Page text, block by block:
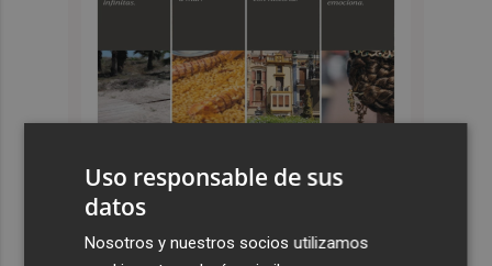
Últimas Noticias
Uso responsable de sus
datos
Nosotros y nuestros socios utilizamos